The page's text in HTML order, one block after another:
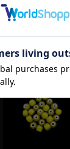
¥1,980(税込)